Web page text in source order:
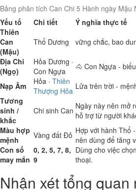
Bảng phân tích Can Chi 5 Hành ngày Mậu
Yếu tố
Chi tiết
Ý nghĩa thực tế
Thiên
Can
(Mậu)
Thổ Dương
vững chắc, bao
Địa Chi
(Ngọ)
Hỏa Dương ·
Con Ngựa
🐴 Con Ngựa -
Nạp Âm
Hỏa · Thiên
Thượng Hỏa Lửa trên trời -
Tương
sinh /
khắc
Chi sinh Can Ngày này nên mở
hỗ trợ từ người
Màu hợp
mệnh
Vàng đất Đỏ Hợp với hành Thổ
nên dùng để tăng
Con số
may mắn
0, 2, 5, 7, 8,
9
Dùng cho việc
thoại.
Nhận xét tổng quan